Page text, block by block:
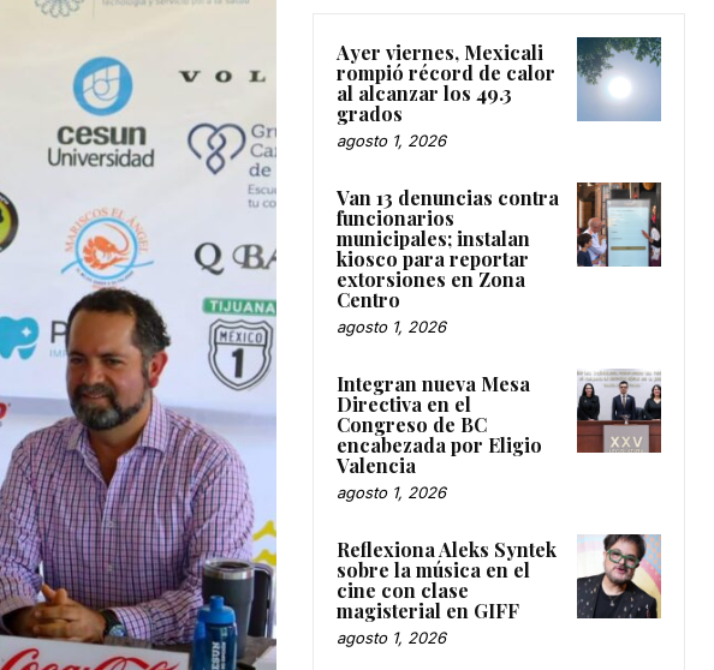
Ayer viernes, Mexicali
rompió récord de calor
al alcanzar los 49.3
grados
agosto 1, 2026
Van 13 denuncias contra
funcionarios
municipales; instalan
kiosco para reportar
extorsiones en Zona
Centro
agosto 1, 2026
Integran nueva Mesa
Directiva en el
Congreso de BC
encabezada por Eligio
Valencia
agosto 1, 2026
Reflexiona Aleks Syntek
sobre la música en el
cine con clase
magisterial en GIFF
agosto 1, 2026